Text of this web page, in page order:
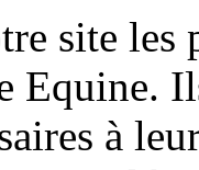
site les
Equine.
à